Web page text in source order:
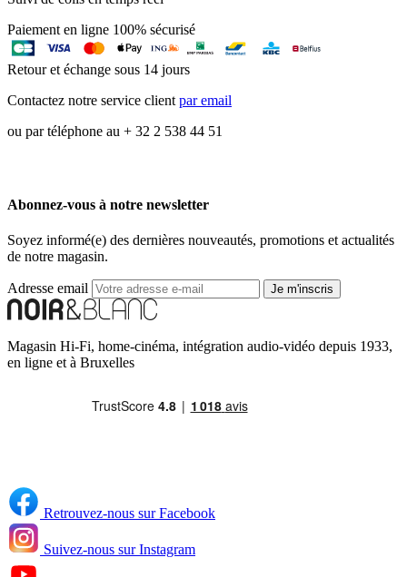
Paiement en ligne 100% sécurisé
Retour et échange sous 14 jours
Contactez notre service clientpar email
ou par téléphone au + 32 2 538 44 51
Abonnez-vous à notre newsletter
Soyez informé(e) des dernières nouveautés, promotions et actualités
de notre magasin.
Adresse email Je m'inscris
Magasin Hi-Fi, home-cinéma, intégration audio-vidéo depuis 1933,
en ligne et à Bruxelles
Retrouvez-nous sur Facebook
Suivez-nous sur Instagram